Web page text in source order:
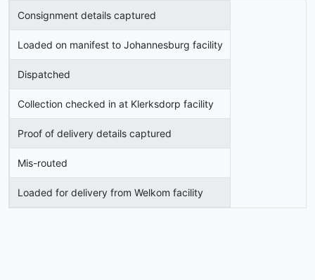
Consignment details captured
Loaded on manifest to Johannesburg facility
Dispatched
Collection checked in at Klerksdorp facility
Proof of delivery details captured
Mis-routed
Loaded for delivery from Welkom facility